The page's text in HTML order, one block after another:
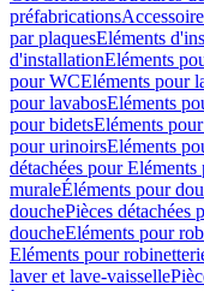
préfabrications
par plaquesEléments
d'installationEléments
pour WCEléments pour
pour lavabosEléments
pour bidetsEléments
pour urinoirsEléments
détachées pour
muraleÉléments pour
douchePièces détachées
doucheEléments pour
Eléments pour
laver et lave-vaisselle